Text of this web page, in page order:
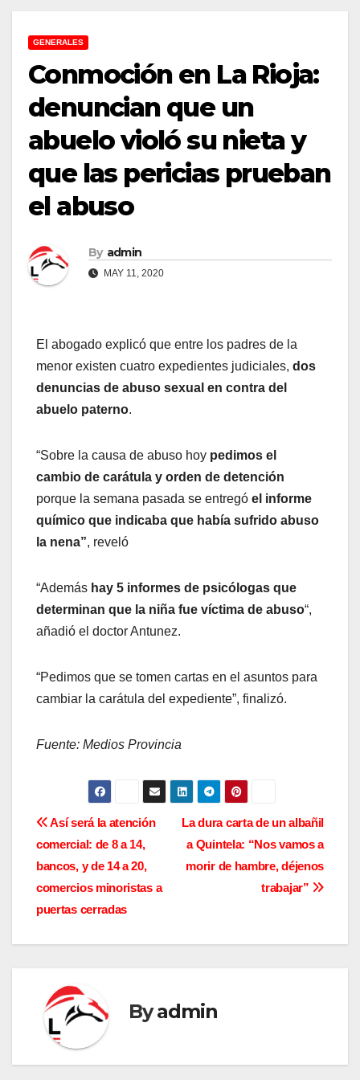
GENERALES
Conmoción en La Rioja:
denuncian que un
abuelo violó su nieta y
que las pericias prueban
el abuso
By admin
MAY 11, 2020
El abogado explicó que entre los padres de la
menor existen cuatro expedientes judiciales, dos
denuncias de abuso sexual en contra del
abuelo paterno.
“Sobre la causa de abuso hoy pedimos el
cambio de carátula y orden de detención
porque la semana pasada se entregó el informe
químico que indicaba que había sufrido abuso
la nena”, reveló
“Además hay 5 informes de psicólogas que
determinan que la niña fue víctima de abuso“,
añadió el doctor Antunez.
“Pedimos que se tomen cartas en el asuntos para
cambiar la carátula del expediente”, finalizó.
Fuente: Medios Provincia
N
a
v
e
a
c
i
La dura carta de un albañil
a Quintela: “Nos vamos a
morir de hambre, déjenos
trabajar”
Así será la atención
comercial: de 8 a 14,
bancos, y de 14 a 20,
comercios minoristas a
puertas cerradas
Byadmin